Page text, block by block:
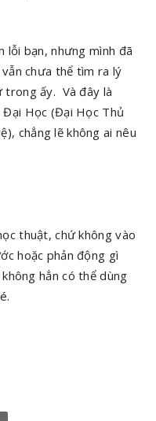
lỗi bạn, nhưng mình đã
chưa thể tìm ra lý
trong ấy. Và đây là
Học (Đại Học Thủ
chẳng lẽ không ai nêu
thuật, chứ không vào
hoặc phản động gì
hẳn có thể dùng